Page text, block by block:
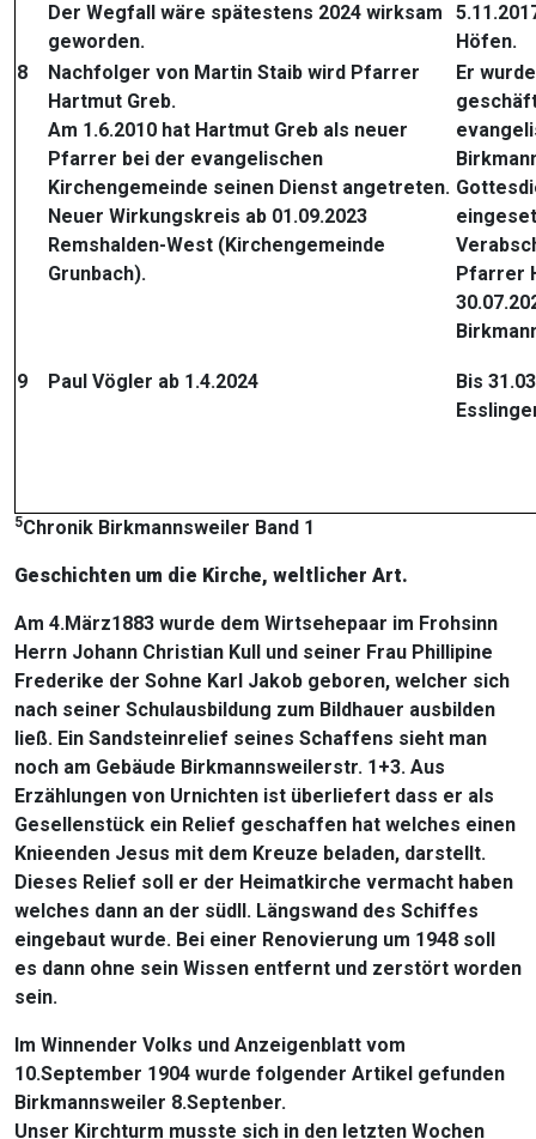
Der Wegfall wäre spätestens 2024 wirksam
geworden.
Höfen.
8
Nachfolger von Martin Staib wird Pfarrer
Hartmut Greb.
Am 1.6.2010 hat Hartmut Greb als neuer
Pfarrer bei der evangelischen
Kirchengemeinde seinen Dienst angetreten.
Neuer Wirkungskreis ab 01.09.2023
Remshalden-West (Kirchengemeinde
Grunbach).
Er
Pfarrer
9 Paul Vögler ab 1.4.2024
Bis
5Chronik Birkmannsweiler Band 1
Geschichten um die Kirche, weltlicher Art.
Am 4.März1883 wurde dem Wirtsehepaar im Frohsinn
Herrn Johann Christian Kull und seiner Frau Phillipine
Frederike der Sohne Karl Jakob geboren, welcher sich
nach seiner Schulausbildung zum Bildhauer ausbilden
ließ. Ein Sandsteinrelief seines Schaffens sieht man
noch am Gebäude Birkmannsweilerstr. 1+3. Aus
Erzählungen von Urnichten ist überliefert dass er als
Gesellenstück ein Relief geschaffen hat welches einen
Knieenden Jesus mit dem Kreuze beladen, darstellt.
Dieses Relief soll er der Heimatkirche vermacht haben
welches dann an der südll. Längswand des Schiffes
eingebaut wurde. Bei einer Renovierung um 1948 soll
es dann ohne sein Wissen entfernt und zerstört worden
sein.
Im Winnender Volks und Anzeigenblatt vom
10.September 1904 wurde folgender Artikel gefunden
Birkmannsweiler 8.Septenber.
Unser Kirchturm musste sich in den letzten Wochen